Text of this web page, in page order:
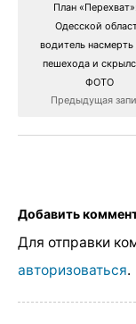
План
Одесской
водитель насмерть
пешехода и
ФОТО
Предыдущая
Добавить
Для отправки
авторизоваться.